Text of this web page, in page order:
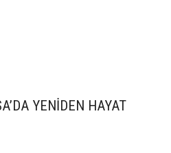
YENİDEN HAYAT